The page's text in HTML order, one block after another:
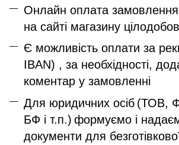
Онлайн оплата замовлення
на сайті магазину
Є можливість оплати за
IBAN) , за необхідності,
коментар у замовленні
Для юридичних осіб (ТОВ,
БФ і т.п.) формуємо і
документи для